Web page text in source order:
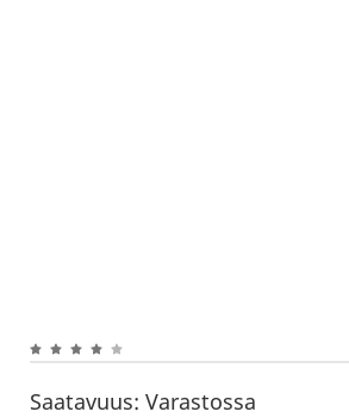
Saatavuus: Varastossa